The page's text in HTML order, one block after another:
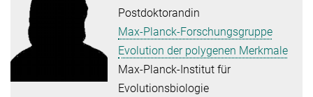
Postdoktorandin
Max-Planck-Forschungsgruppe
Evolution der polygenen Merkmale
Max-Planck-Institut für
Evolutionsbiologie